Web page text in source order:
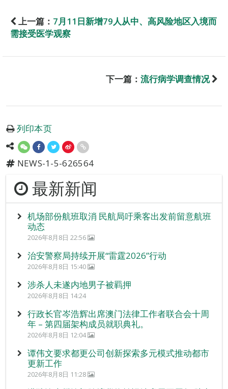
上一篇： 7月11日新增79人从中、高风险地区入境而
需接受医学观察
下一篇： 流行病学调查情况
列印本页
NEWS-1-5-626564
最新新闻
机场部份航班取消 民航局吁乘客出发前留意航班
动态
2026年8月8日 22:56
治安警察局持续开展“雷霆2026”行动
2026年8月8日 15:40
涉杀人未遂内地男子被羁押
2026年8月8日 14:24
行政长官岑浩辉出席澳门法律工作者联合会十周
年 – 第四届架构成员就职典礼。
2026年8月8日 12:04
谭伟文要求都更公司创新探索多元模式推动都市
更新工作
2026年8月8日 11:28